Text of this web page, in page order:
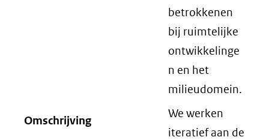
betrokkenen
bij ruimtelijke
ontwikkelinge
n en het
milieudomein.
Omschrijving
We werken
iteratief aan de